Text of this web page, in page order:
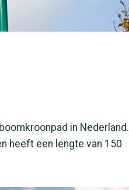
in Nederland.
heeft een lengte van 150